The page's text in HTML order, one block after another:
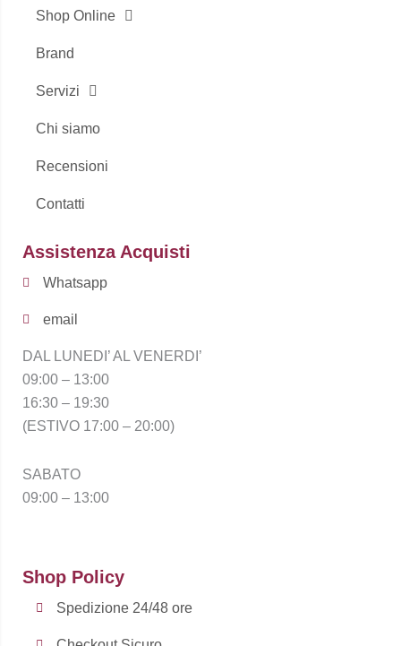
Shop Online
Brand
Servizi
Chi siamo
Recensioni
Contatti
Assistenza Acquisti
Whatsapp
email
DAL LUNEDI’ AL VENERDI’
09:00 – 13:00
16:30 – 19:30
(ESTIVO 17:00 – 20:00)
SABATO
09:00 – 13:00
Shop Policy
Spedizione 24/48 ore